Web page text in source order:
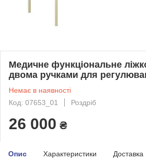
Медичне функціональне
двома ручками для
Немає в наявності
Код: 07653_01
Роздріб
26 000 ₴
Опис Характеристики Доставка